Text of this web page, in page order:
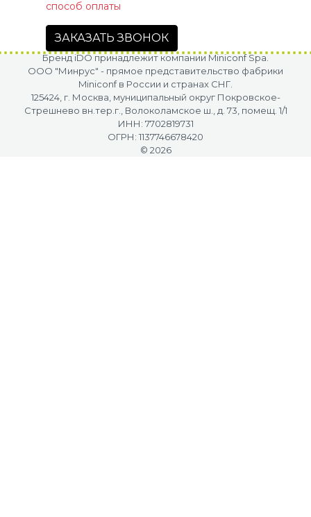
способ оплаты
ЗАКАЗАТЬ ЗВОНОК
Бренд iDO принадлежит компании Miniconf Spa.
OOO "Минрус" - прямое представительство фабрики
Miniconf в России и странах СНГ.
125424, г. Москва, муниципальный округ Покровское-
Стрешнево вн.тер.г., Волоколамское ш., д. 73, помещ. 1/1
ИНН: 7702819731
ОГРН: 1137746678420
© 2026